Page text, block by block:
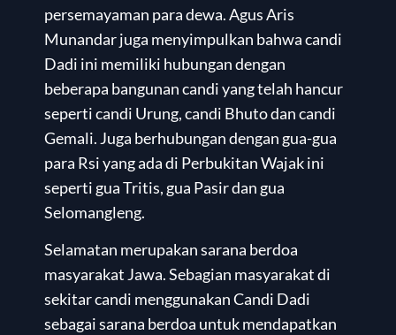
persemayaman para dewa. Agus Aris
Munandar juga menyimpulkan bahwa candi
Dadi ini memiliki hubungan dengan
beberapa bangunan candi yang telah hancur
seperti candi Urung, candi Bhuto dan candi
Gemali. Juga berhubungan dengan gua-gua
para Rsi yang ada di Perbukitan Wajak ini
seperti gua Tritis, gua Pasir dan gua
Selomangleng.
Selamatan merupakan sarana berdoa
masyarakat Jawa. Sebagian masyarakat di
sekitar candi menggunakan Candi Dadi
sebagai sarana berdoa untuk mendapatkan